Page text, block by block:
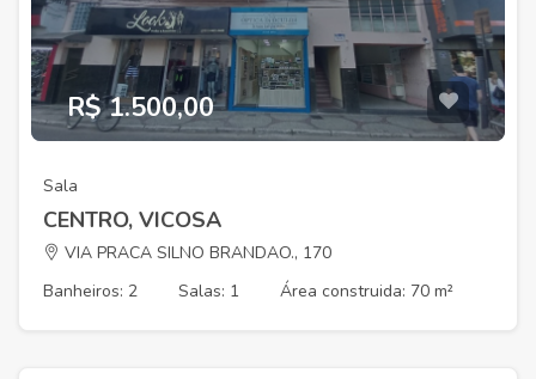
R$ 1.500,00
Sala
CENTRO, VICOSA
VIA PRACA SILNO BRANDAO., 170
Banheiros: 2
Salas: 1 Área construida: 70 m²